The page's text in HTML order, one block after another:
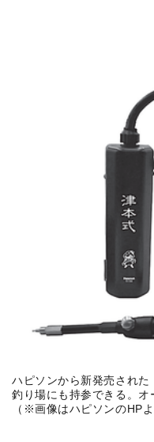
ハピソンから新発売され
釣り場にも持参できる。
（※画像はハピソンのHPよ